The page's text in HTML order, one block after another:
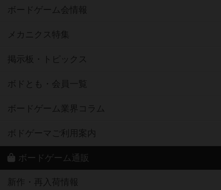
ボードゲーム会情報
メカニクス特集
掲示板・トピックス
ボドとも・会員一覧
ボードゲーム業界コラム
ボドゲーマご利用案内
ボードゲーム通販
新作・再入荷情報